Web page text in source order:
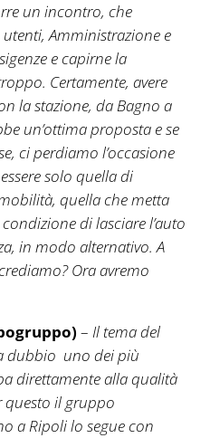
un incontro, che
Amministrazione e
e capirne la
Certamente, avere
la stazione, da Bagno a
un’ottima proposta e se
ci perdiamo l’occasione
solo quella di
quella che metta
di lasciare l’auto
in modo alternativo. A
Ora avremo
– Il tema del
dubbio uno dei più
direttamente alla qualità
questo il gruppo
a Ripoli lo segue con